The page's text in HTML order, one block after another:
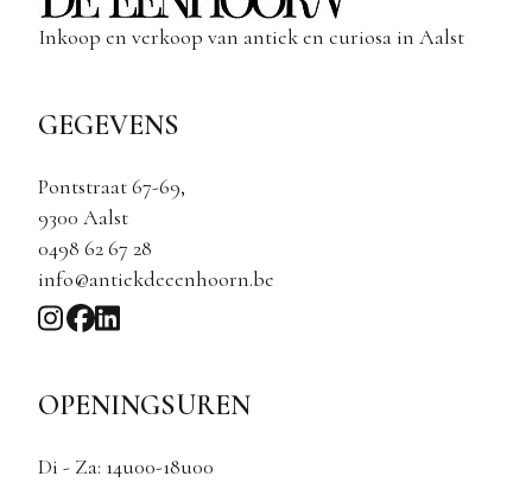
Inkoop en verkoop van antiek en curiosa in Aalst
GEGEVENS
Pontstraat 67-69,
9300 Aalst
0498 62 67 28
info@antiekdeeenhoorn.be
OPENINGSUREN
Di - Za: 14u00-18u00